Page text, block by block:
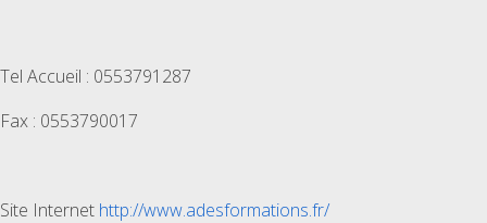
Tel Accueil : 0553791287
Fax : 0553790017
Site Internet http://www.adesformations.fr/